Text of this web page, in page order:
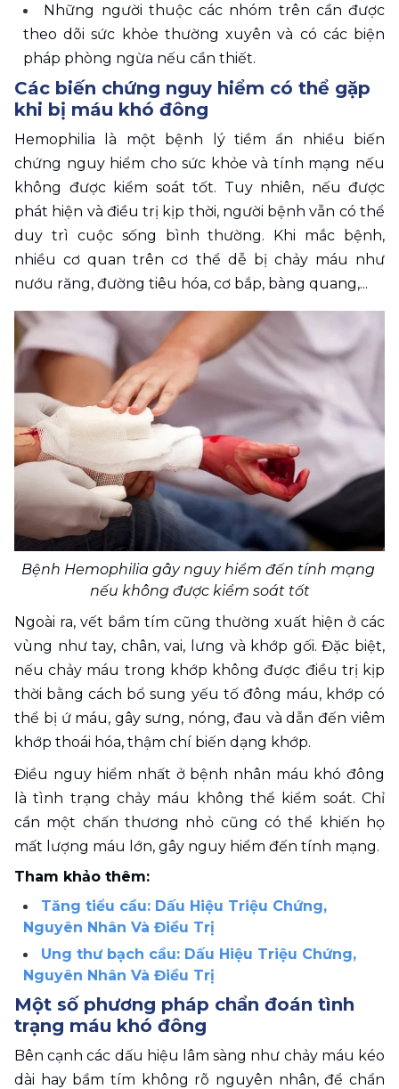
Những người thuộc các nhóm trên cần được
theo dõi sức khỏe thường xuyên và có các biện
pháp phòng ngừa nếu cần thiết.
Các biến chứng nguy hiểm có thể gặp
khi bị máu khó đông
Hemophilia là một bệnh lý tiềm ẩn nhiều biến
chứng nguy hiểm cho sức khỏe và tính mạng nếu
không được kiểm soát tốt. Tuy nhiên, nếu được
phát hiện và điều trị kịp thời, người bệnh vẫn có thể
duy trì cuộc sống bình thường. Khi mắc bệnh,
nhiều cơ quan trên cơ thể dễ bị chảy máu như
nướu răng, đường tiêu hóa, cơ bắp, bàng quang,...
Bệnh Hemophilia gây nguy hiểm đến tính mạng
nếu không được kiểm soát tốt
Ngoài ra, vết bầm tím cũng thường xuất hiện ở các
vùng như tay, chân, vai, lưng và khớp gối. Đặc biệt,
nếu chảy máu trong khớp không được điều trị kịp
thời bằng cách bổ sung yếu tố đông máu, khớp có
thể bị ứ máu, gây sưng, nóng, đau và dẫn đến viêm
khớp thoái hóa, thậm chí biến dạng khớp.
Điều nguy hiểm nhất ở bệnh nhân máu khó đông
là tình trạng chảy máu không thể kiểm soát. Chỉ
cần một chấn thương nhỏ cũng có thể khiến họ
mất lượng máu lớn, gây nguy hiểm đến tính mạng.
Tham khảo thêm:
Tăng tiểu cầu: Dấu Hiệu Triệu Chứng,
Nguyên Nhân Và Điều Trị
Ung thư bạch cầu: Dấu Hiệu Triệu Chứng,
Nguyên Nhân Và Điều Trị
Một số phương pháp chẩn đoán tình
trạng máu khó đông
Bên cạnh các dấu hiệu lâm sàng như chảy máu kéo
dài hay bầm tím không rõ nguyên nhân, để chẩn